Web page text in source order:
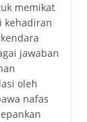
memikat
kehadiran
jawaban
oleh
nafas